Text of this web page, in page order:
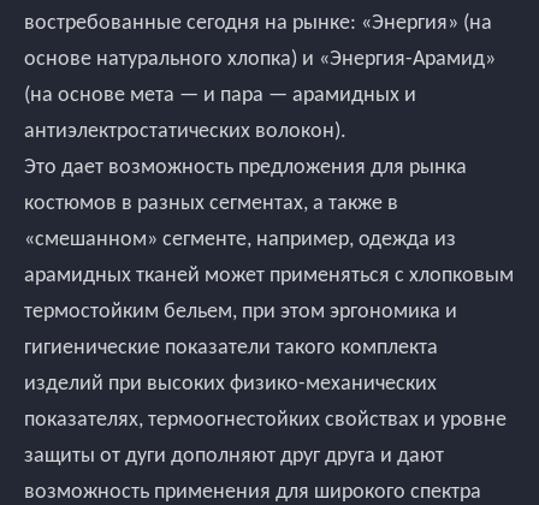
востребованные сегодня на рынке: «Энергия» (на
основе натурального хлопка) и «Энергия-Арамид»
(на основе мета — и пара — арамидных и
антиэлектростатических волокон).
Это дает возможность предложения для рынка
костюмов в разных сегментах, а также в
«смешанном» сегменте, например, одежда из
арамидных тканей может применяться с хлопковым
термостойким бельем, при этом эргономика и
гигиенические показатели такого комплекта
изделий при высоких физико-механических
показателях, термоогнестойких свойствах и уровне
защиты от дуги дополняют друг друга и дают
возможность применения для широкого спектра